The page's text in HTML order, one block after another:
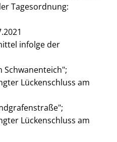
Tagesordnung:
infolge der
Schwanenteich";
Lückenschluss am
Lückenschluss am